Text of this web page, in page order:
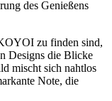
des Genießens
zu finden sind,
Designs die Blicke
mischt sich nahtlos
Note, die